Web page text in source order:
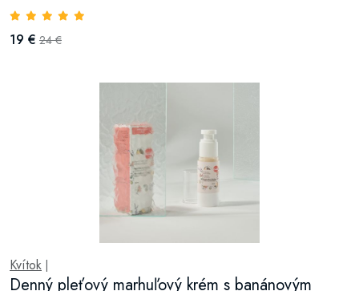
19 € 24 €
Kvítok
Denný pleťový marhuľový krém s banánovým